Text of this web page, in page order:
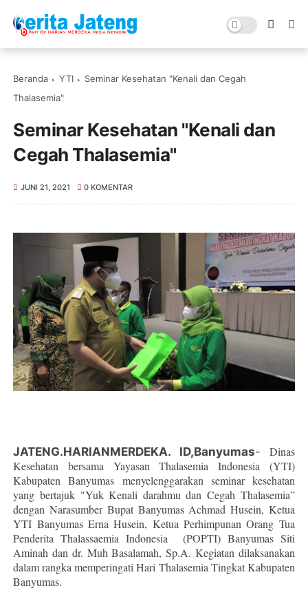
Beranda YTI
Seminar Kesehatan "Kenali dan Cegah
Thalasemia"
Seminar Kesehatan "Kenali dan
Cegah Thalasemia"
JUNI 21, 2021 0 KOMENTAR
JATENG.HARIANMERDEKA. ID,Banyumas- Dinas
Kesehatan bersama Yayasan Thalasemia Indonesia (YTI)
Kabupaten Banyumas menyelenggarakan seminar kesehatan
yang bertajuk "Yuk Kenali darahmu dan Cegah Thalasemia”
dengan Narasumber Bupat Banyumas Achmad Husein, Ketua
YTI Banyumas Erna Husein, Ketua Perhimpunan Orang Tua
Penderita Thalassaemia Indonesia (POPTI) Banyumas Siti
Aminah dan dr. Muh Basalamah, Sp.A. Kegiatan dilaksanakan
dalam rangka memperingati Hari Thalasemia Tingkat Kabupaten
Banyumas.